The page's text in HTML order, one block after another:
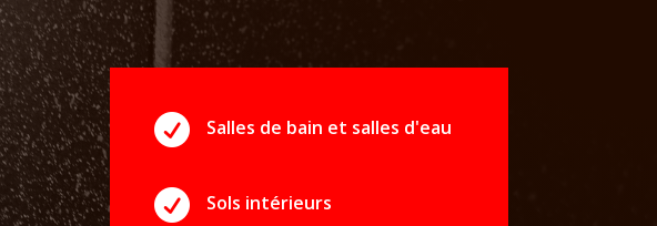
 Salles de bain et salles d'eau
 Sols intérieurs